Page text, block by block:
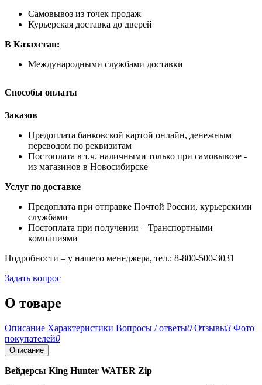
Самовывоз из точек продаж
Курьерская доставка до дверей
В Казахстан:
Международными службами доставки
Способы оплаты
Заказов
Предоплата банковской картой онлайн, денежным
переводом по реквизитам
Постоплата в т.ч. наличными только при самовывозе -
из магазинов в Новосибирске
Услуг по доставке
Предоплата при отправке Почтой России, курьерскими
службами
Постоплата при получении – Транспортными
компаниями
Подробности – у нашего менеджера, тел.: 8-800-500-3031
Задать вопрос
О товаре
Описание Характеристики Вопросы / ответы0 Отзывы3 Фото
покупателей0
Описание
Вейдерсы King Hunter WATER Zip